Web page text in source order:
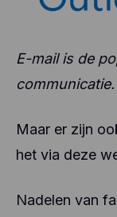
E-mail is de
Maar er zijn
het via deze
Nadelen van